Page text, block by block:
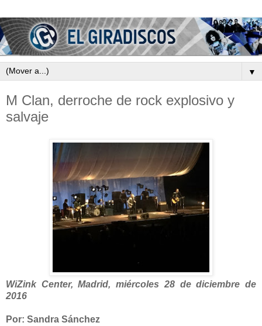
▼
M Clan, derroche de rock explosivo y
salvaje
WiZink Center, Madrid, miércoles 28 de diciembre de
2016
Por: Sandra Sánchez